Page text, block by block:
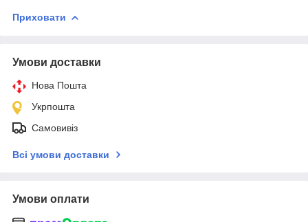
Приховати
Умови доставки
Нова Пошта
Укрпошта
Самовивіз
Всі умови доставки
Умови оплати